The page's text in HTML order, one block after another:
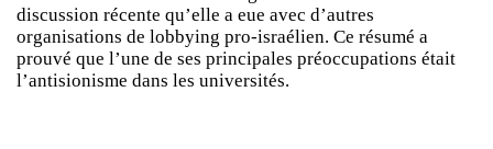
discussion récente qu’elle a eue avec d’autres
organisations de lobbying pro-israélien. Ce résumé a
prouvé que l’une de ses principales préoccupations était
l’antisionisme dans les universités.